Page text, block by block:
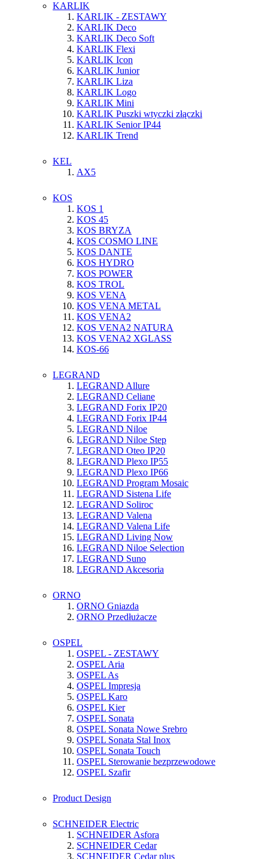
KARLIK
KARLIK - ZESTAWY
KARLIK Deco
KARLIK Deco Soft
KARLIK Flexi
KARLIK Icon
KARLIK Junior
KARLIK Liza
KARLIK Logo
KARLIK Mini
KARLIK Puszki wtyczki złączki
KARLIK Senior IP44
KARLIK Trend
KEL
AX5
KOS
KOS 1
KOS 45
KOS BRYZA
KOS COSMO LINE
KOS DANTE
KOS HYDRO
KOS POWER
KOS TROL
KOS VENA
KOS VENA METAL
KOS VENA2
KOS VENA2 NATURA
KOS VENA2 XGLASS
KOS-66
LEGRAND
LEGRAND Allure
LEGRAND Celiane
LEGRAND Forix IP20
LEGRAND Forix IP44
LEGRAND Niloe
LEGRAND Niloe Step
LEGRAND Oteo IP20
LEGRAND Plexo IP55
LEGRAND Plexo IP66
LEGRAND Program Mosaic
LEGRAND Sistena Life
LEGRAND Soliroc
LEGRAND Valena
LEGRAND Valena Life
LEGRAND Living Now
LEGRAND Niloe Selection
LEGRAND Suno
LEGRAND Akcesoria
ORNO
ORNO Gniazda
ORNO Przedłużacze
OSPEL
OSPEL - ZESTAWY
OSPEL Aria
OSPEL As
OSPEL Impresja
OSPEL Karo
OSPEL Kier
OSPEL Sonata
OSPEL Sonata Nowe Srebro
OSPEL Sonata Stal Inox
OSPEL Sonata Touch
OSPEL Sterowanie bezprzewodowe
OSPEL Szafir
Product Design
SCHNEIDER Electric
SCHNEIDER Asfora
SCHNEIDER Cedar
SCHNEIDER Cedar plus